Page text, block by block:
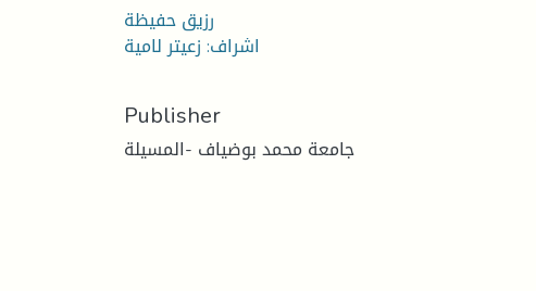
رزيق حفيظة
اشراف: زعيتر لامية
Publisher
جامعة محمد بوضياف -المسيلة